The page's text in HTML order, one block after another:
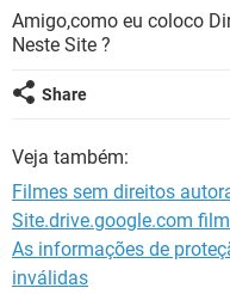
INSTAGRAM
GUIA DE COMPRAS
OUTLOOK
JOGOS
CELULAR
OUTLOOK
GUIA DE COMPRAS
Amigo,como eu coloco
Neste Site ?
Share
Veja também:
Filmes sem direitos
Site.drive.google.com
As informações de
inválidas